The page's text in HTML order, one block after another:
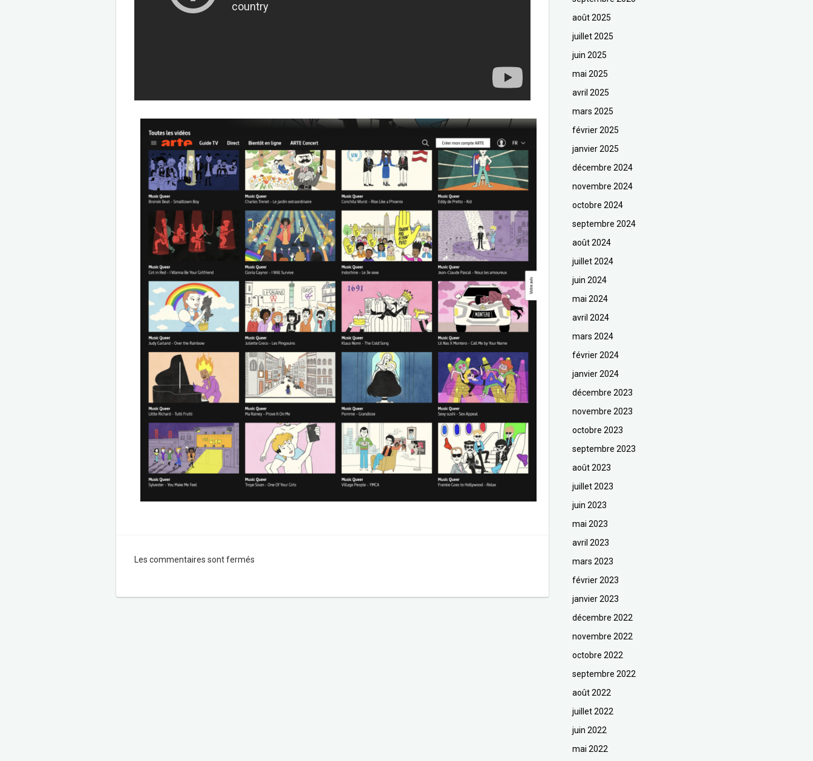
Les commentaires sont fermés
août 2025
juillet 2025
juin 2025
mai 2025
avril 2025
mars 2025
février 2025
janvier 2025
décembre 2024
novembre 2024
octobre 2024
septembre 2024
août 2024
juillet 2024
juin 2024
mai 2024
avril 2024
mars 2024
février 2024
janvier 2024
décembre 2023
novembre 2023
octobre 2023
septembre 2023
août 2023
juillet 2023
juin 2023
mai 2023
avril 2023
mars 2023
février 2023
janvier 2023
décembre 2022
novembre 2022
octobre 2022
septembre 2022
août 2022
juillet 2022
juin 2022
mai 2022